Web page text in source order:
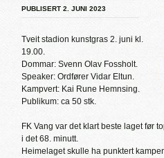
PUBLISERT 2. JUNI 2023
Tveit stadion kunstgras 2. juni kl.
19.00.
Dommar: Svenn Olav Fossholt.
Speaker: Ordfører Vidar Eltun.
Kampvert: Kai Rune Hemnsing.
Publikum: ca 50 stk.
FK Vang var det klart beste laget før
i det 68. minutt.
Heimelaget skulle ha punktert